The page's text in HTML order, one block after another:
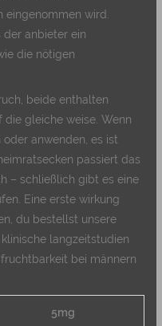
eingenommen wird.
der anbieter ein
die nötigen
beide enthalten
gleiche weise. Wenn
anwenden, es ist
passiert das
– schließlich gibt es eine
Eine erste wirkung
du bestellst unsere
langzeitstudien
bei männern
5mg